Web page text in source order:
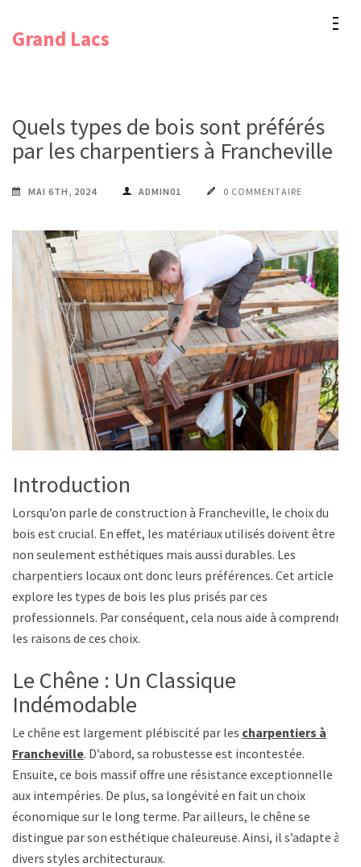
Grand Lacs
Quels types de bois sont préférés
par les charpentiers à Francheville ?
MAI 6TH, 2024 ADMIN01 0 COMMENTAIRE
Introduction
Lorsqu’on parle de construction à Francheville, le choix du
bois est crucial. En effet, les matériaux utilisés doivent être
non seulement esthétiques mais aussi durables. Les
charpentiers locaux ont donc leurs préférences. Cet article
explore les types de bois les plus prisés par ces
professionnels. Par conséquent, cela nous aide à comprendre
les raisons de ces choix.
Le Chêne : Un Classique
Indémodable
Le chêne est largement plébiscité par les charpentiers à
Francheville. D’abord, sa robustesse est incontestée.
Ensuite, ce bois massif offre une résistance exceptionnelle
aux intempéries. De plus, sa longévité en fait un choix
économique sur le long terme. Par ailleurs, le chêne se
distingue par son esthétique chaleureuse. Ainsi, il s’adapte à
divers styles architecturaux.